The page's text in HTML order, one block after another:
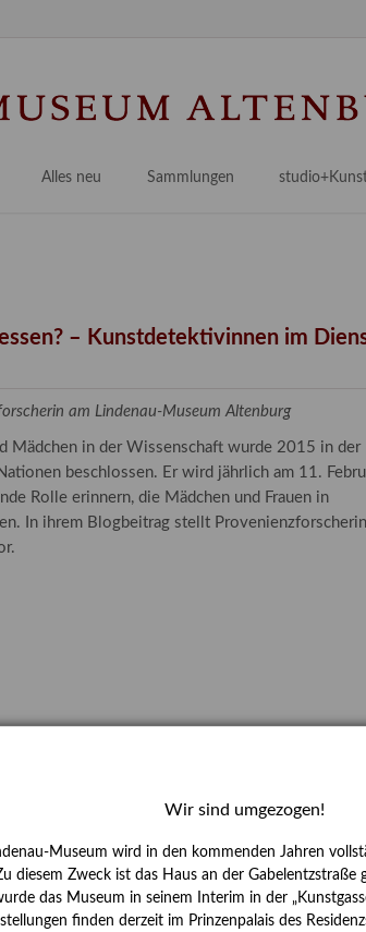
& Editionen
Alles neu Sammlungen
Malerei 17.–19. Jh.
Restaurierung
Forschung
Angebote für
– Kunstdetektivinnen im
am Lindenau-Museum Altenburg
Mädchen in der Wissenschaft wurde 2015 in der
beschlossen. Er wird jährlich am 11.
Rolle erinnern, die Mädchen und Frauen in
In ihrem Blogbeitrag stellt Provenienzforscherin
Wir sind umgezogen!
Museum wird in den kommenden Jahren
diesem Zweck ist das Haus an der Gabelentzstraße
das Museum in seinem Interim in der
finden derzeit im Prinzenpalais des